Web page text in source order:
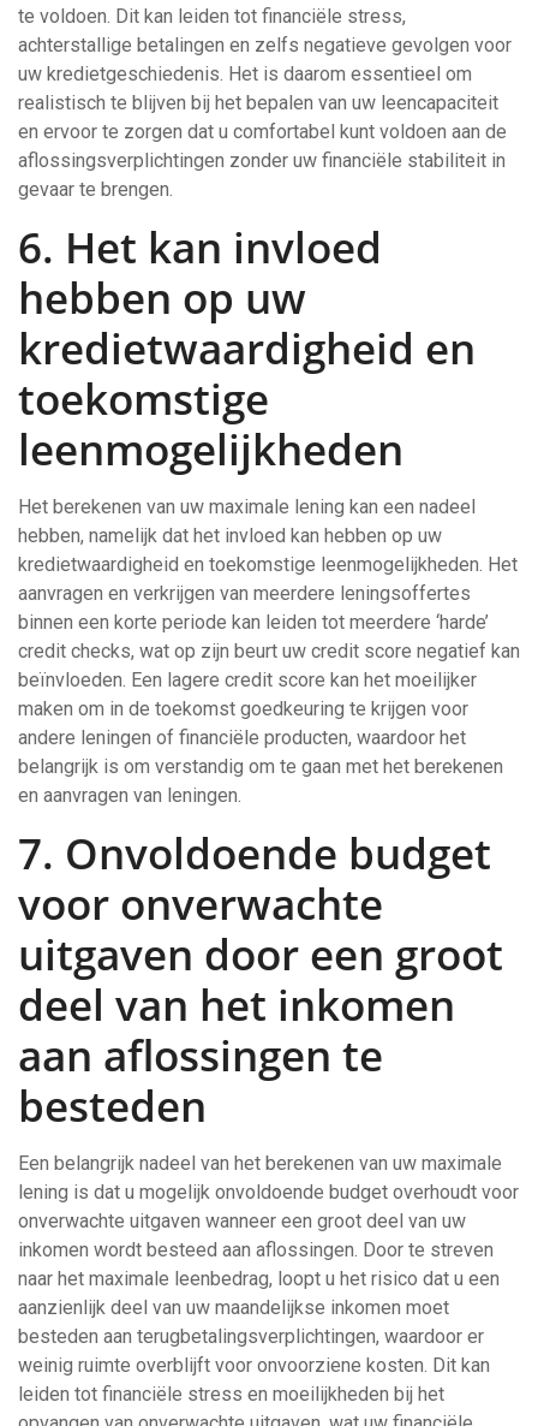
te voldoen. Dit kan leiden tot financiële stress,
achterstallige betalingen en zelfs negatieve gevolgen voor
uw kredietgeschiedenis. Het is daarom essentieel om
realistisch te blijven bij het bepalen van uw leencapaciteit
en ervoor te zorgen dat u comfortabel kunt voldoen aan de
aflossingsverplichtingen zonder uw financiële stabiliteit in
gevaar te brengen.
6. Het kan invloed
hebben op uw
kredietwaardigheid en
toekomstige
leenmogelijkheden
Het berekenen van uw maximale lening kan een nadeel
hebben, namelijk dat het invloed kan hebben op uw
kredietwaardigheid en toekomstige leenmogelijkheden. Het
aanvragen en verkrijgen van meerdere leningsoffertes
binnen een korte periode kan leiden tot meerdere ‘harde’
credit checks, wat op zijn beurt uw credit score negatief kan
beïnvloeden. Een lagere credit score kan het moeilijker
maken om in de toekomst goedkeuring te krijgen voor
andere leningen of financiële producten, waardoor het
belangrijk is om verstandig om te gaan met het berekenen
en aanvragen van leningen.
7. Onvoldoende budget
voor onverwachte
uitgaven door een groot
deel van het inkomen
aan aflossingen te
besteden
Een belangrijk nadeel van het berekenen van uw maximale
lening is dat u mogelijk onvoldoende budget overhoudt voor
onverwachte uitgaven wanneer een groot deel van uw
inkomen wordt besteed aan aflossingen. Door te streven
naar het maximale leenbedrag, loopt u het risico dat u een
aanzienlijk deel van uw maandelijkse inkomen moet
besteden aan terugbetalingsverplichtingen, waardoor er
weinig ruimte overblijft voor onvoorziene kosten. Dit kan
leiden tot financiële stress en moeilijkheden bij het